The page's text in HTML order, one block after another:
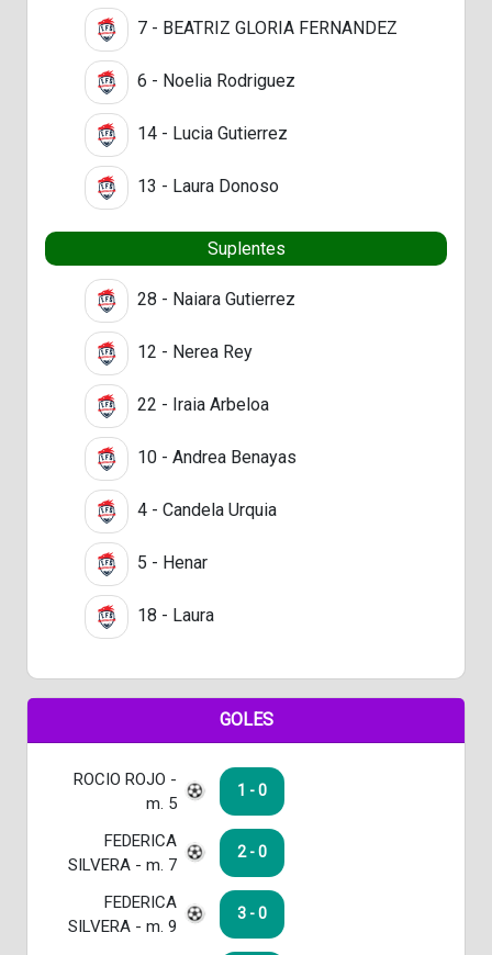
7 - BEATRIZ GLORIA FERNANDEZ
6 - Noelia Rodriguez
14 - Lucia Gutierrez
13 - Laura Donoso
Suplentes
28 - Naiara Gutierrez
12 - Nerea Rey
22 - Iraia Arbeloa
10 - Andrea Benayas
4 - Candela Urquia
5 - Henar
18 - Laura
GOLES
ROCIO ROJO -
m. 5
1 - 0
FEDERICA
SILVERA - m. 7
2 - 0
FEDERICA
SILVERA - m. 9
3 - 0